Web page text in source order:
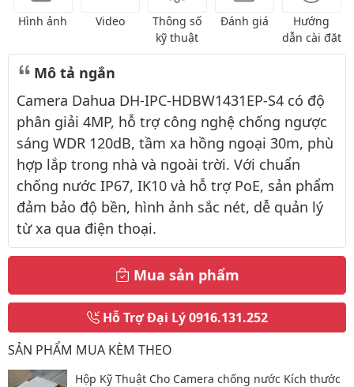
Hình ảnh Video
Thông số
kỹ thuật
Đánh giá
Hướng
dẫn cài đặt
Mô tả ngắn
Camera Dahua DH-IPC-HDBW1431EP-S4 có độ
phân giải 4MP, hỗ trợ công nghệ chống ngược
sáng WDR 120dB, tầm xa hồng ngoại 30m, phù
hợp lắp trong nhà và ngoài trời. Với chuẩn
chống nước IP67, IK10 và hỗ trợ PoE, sản phẩm
đảm bảo độ bền, hình ảnh sắc nét, dễ quản lý
từ xa qua điện thoại.
Mua sản phẩm
Hỗ Trợ Đại Lý0916.131.252
SẢN PHẨM MUA KÈM THEO
Hộp Kỹ Thuật Cho Camera chống nước Kích thước